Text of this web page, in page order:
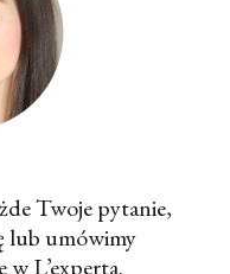
Twoje pytanie,
lub umówimy
w L’experta.